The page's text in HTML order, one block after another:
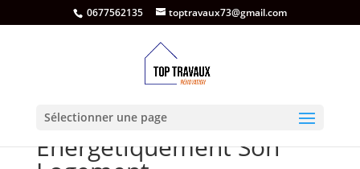
0677562135 toptravaux73@gmail.com
Sélectionner une page
L’Importance de Rénover
Énergétiquement Son